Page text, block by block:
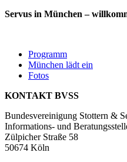
Servus in München –
Programm
München lädt ein
Fotos
KONTAKT BVSS
Bundesvereinigung Stottern &
Informations- und
Zülpicher Straße 58
50674 Köln